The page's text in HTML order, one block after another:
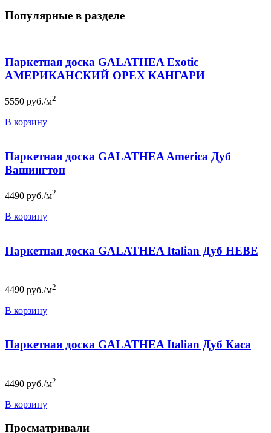
Популярные в разделе
Паркетная доска GALATHEA Exotic
АМЕРИКАНСКИЙ ОРЕХ КАНГАРИ
5550 руб./м2
В корзину
Паркетная доска GALATHEA America Дуб
Вашингтон
4490 руб./м2
В корзину
Паркетная доска GALATHEA Italian Дуб НЕВЕ
4490 руб./м2
В корзину
Паркетная доска GALATHEA Italian Дуб Каса
4490 руб./м2
В корзину
Просматривали